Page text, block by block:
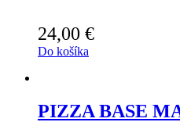
24,00 €
Do košíka
PIZZA BASE